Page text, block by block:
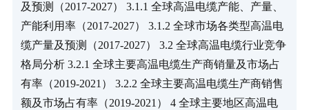
及预测（2017-2027） 3.1.1 全球高温电缆产能、产量、
产能利用率（2017-2027） 3.1.2 全球市场各类型高温电
缆产量及预测（2017-2027） 3.2 全球高温电缆行业竞争
格局分析 3.2.1 全球主要高温电缆生产商销量及市场占
有率（2019-2021） 3.2.2 全球主要高温电缆生产商销售
额及市场占有率（2019-2021） 4 全球主要地区高温电